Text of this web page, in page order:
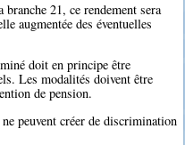
21, ce rendement sera
augmentée des éventuelles
doit en principe être
Les modalités doivent être
de pension.
peuvent créer de discrimination